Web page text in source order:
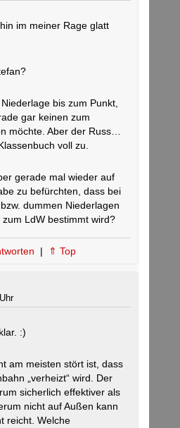
im meiner Rage glatt
bis zum Punkt,
gar keinen zum
möchte. Aber der Russ…
voll zu.
gerade mal wieder auf
zu befürchten, dass bei
dummen Niederlagen
LdW bestimmt wird?
| ⇑ Top
:)
am meisten stört ist, dass
„verheizt“ wird. Der
sicherlich effektiver als
nicht auf Außen kann
reicht. Welche